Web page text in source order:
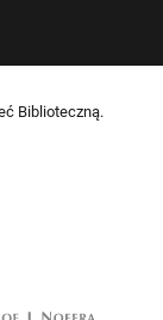
Biblioteczną.